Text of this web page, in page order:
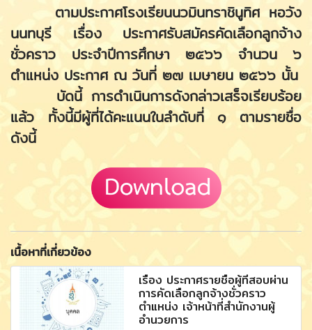
ตามประกาศโรงเรียนนวมินทราชินูทิศ หอวัง
นนทบุรี เรื่อง ประกาศรับสมัครคัดเลือกลูกจ้าง
ชั่วคราว ประจำปีการศึกษา ๒๕๖๖ จำนวน ๖
ตำแหน่ง ประกาศ ณ วันที่ ๒๗ เมษายน ๒๕๖๖ นั้น
บัดนี้ การดำเนินการดังกล่าวเสร็จเรียบร้อย
แล้ว ทั้งนี้มีผู้ที่ได้คะแนนในลำดับที่ ๑ ตามรายชื่อ
ดังนี้
เนื้อหาที่เกี่ยวข้อง
เรื่อง ประกาศรายชื่อผู้ที่สอบผ่าน
การคัดเลือกลูกจ้างชั่วคราว
ตำแหน่ง เจ้าหน้าที่สำนักงานผู้
อำนวยการ